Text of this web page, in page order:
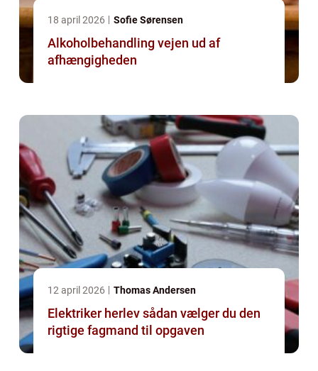
18 april 2026 Sofie Sørensen
Alkoholbehandling vejen ud af
afhængigheden
12 april 2026 Thomas Andersen
Elektriker herlev sådan vælger du den
rigtige fagmand til opgaven